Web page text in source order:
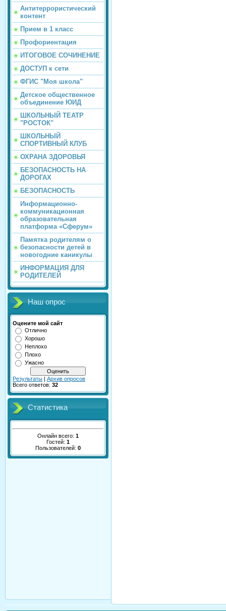
Антитеррористический
контент
Прием в 1 класс
Профориентация
ИТОГОВОЕ СОЧИНЕНИЕ
ДОСТУП к сети
ФГИС "Моя школа"
Детское общественное
объединение ЮИД
ШКОЛЬНЫЙ ТЕАТР
"РОСТОК"
ШКОЛЬНЫЙ
СПОРТИВНЫЙ КЛУБ
ОХРАНА ЗДОРОВЬЯ
БЕЗОПАСНОСТЬ НА
ДОРОГАХ
БЕЗОПАСНОСТЬ
Информационно-
коммуникационная
образовательная
платформа «Сферум»
Памятка родителям о
безопасности детей в
новогодние каникулы
ИНФОРМАЦИЯ ДЛЯ
РОДИТЕЛЕЙ
Наш опрос
Оцените мой сайт
Отлично
Хорошо
Неплохо
Плохо
Ужасно
Результаты | Архив опросов
Всего ответов: 32
Статистика
Онлайн всего: 1
Гостей: 1
Пользователей: 0